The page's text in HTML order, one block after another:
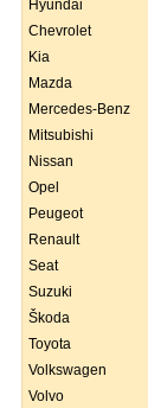
Hyundai
Chevrolet
Kia
Mazda
Mercedes-Benz
Mitsubishi
Nissan
Opel
Peugeot
Renault
Seat
Suzuki
Škoda
Toyota
Volkswagen
Volvo